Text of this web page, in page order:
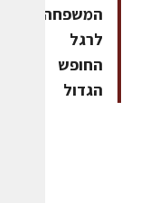
המשפחה
לרגל
החופש
הגדול